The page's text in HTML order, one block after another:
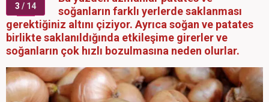
3 / 14
soğanların farklı yerlerde saklanması
gerektiğiniz altını çiziyor. Ayrıca soğan ve patates
birlikte saklanıldığında etkileşime girerler ve
soğanların çok hızlı bozulmasına neden olurlar.